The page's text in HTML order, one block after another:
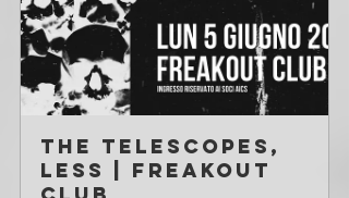
The Telescopes,
Less | Freakout